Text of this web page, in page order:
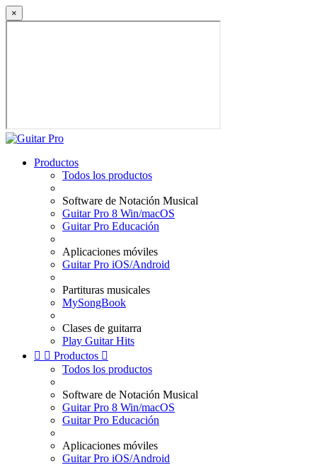
×
Productos
Todos los productos
Software de Notación Musical
Guitar Pro 8 Win/macOS
Guitar Pro Educación
Aplicaciones móviles
Guitar Pro iOS/Android
Partituras musicales
MySongBook
Clases de guitarra
Play Guitar Hits
  Productos 
Todos los productos
Software de Notación Musical
Guitar Pro 8 Win/macOS
Guitar Pro Educación
Aplicaciones móviles
Guitar Pro iOS/Android